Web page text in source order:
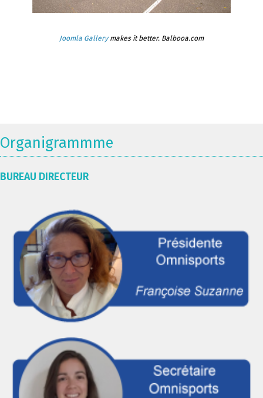
Joomla Gallerymakes it better. Balbooa.com
Organigrammme
BUREAU DIRECTEUR